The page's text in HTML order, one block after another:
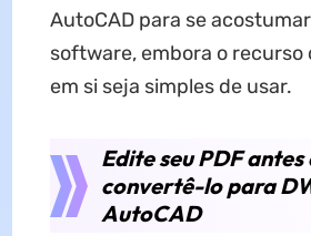
AutoCAD para se
software, embora o recurso
em si seja simples de usar.
Edite seu PDF antes
convertê-lo para
AutoCAD